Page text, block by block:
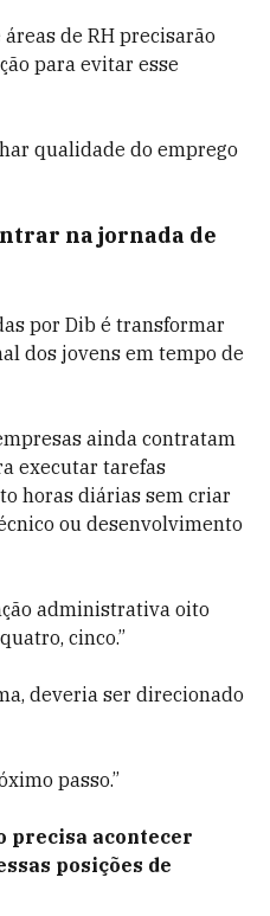
de RH precisarão
para evitar esse
qualidade do emprego
na jornada de
por Dib é transformar
dos jovens em tempo de
ainda contratam
executar tarefas
horas diárias sem criar
ou desenvolvimento
administrativa oito
cinco.”
deveria ser direcionado
passo.”
precisa acontecer
posições de